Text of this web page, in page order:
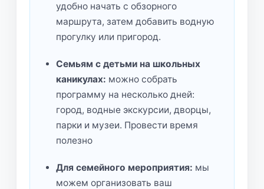
удобно начать с обзорного
маршрута, затем добавить водную
прогулку или пригород.
Семьям с детьми на школьных
каникулах: можно собрать
программу на несколько дней:
город, водные экскурсии, дворцы,
парки и музеи. Провести время
полезно
Для семейного мероприятия: мы
можем организовать ваш